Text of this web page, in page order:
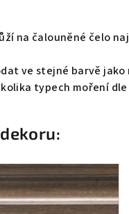
na čalouněné čelo
ve stejné barvě
typech moření